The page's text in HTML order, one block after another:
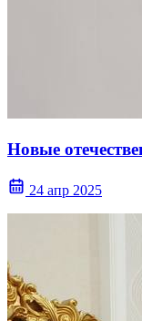
Новые
24 апр 2025